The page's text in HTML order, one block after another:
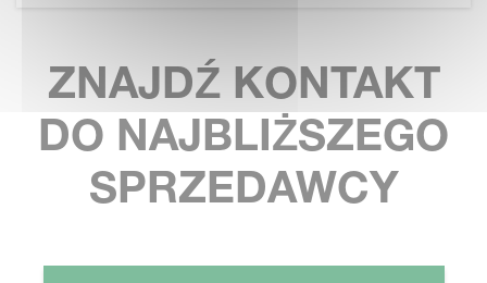
ZNAJDŹ KONTAKT
DO NAJBLIŻSZEGO
SPRZEDAWCY